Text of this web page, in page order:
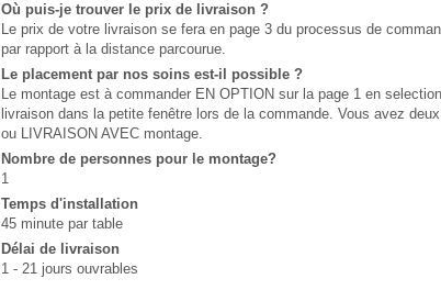
Où puis-je trouver le prix de livraison ?
Le prix de votre livraison se fera en page 3 du processus de
par rapport à la distance parcourue.
Le placement par nos soins est-il possible ?
Le montage est à commander EN OPTION sur la page 1 en
livraison dans la petite fenêtre lors de la commande. Vous avez
ou LIVRAISON AVEC montage.
Nombre de personnes pour le montage?
1
Temps d'installation
45 minute par table
Délai de livraison
1 - 21 jours ouvrables